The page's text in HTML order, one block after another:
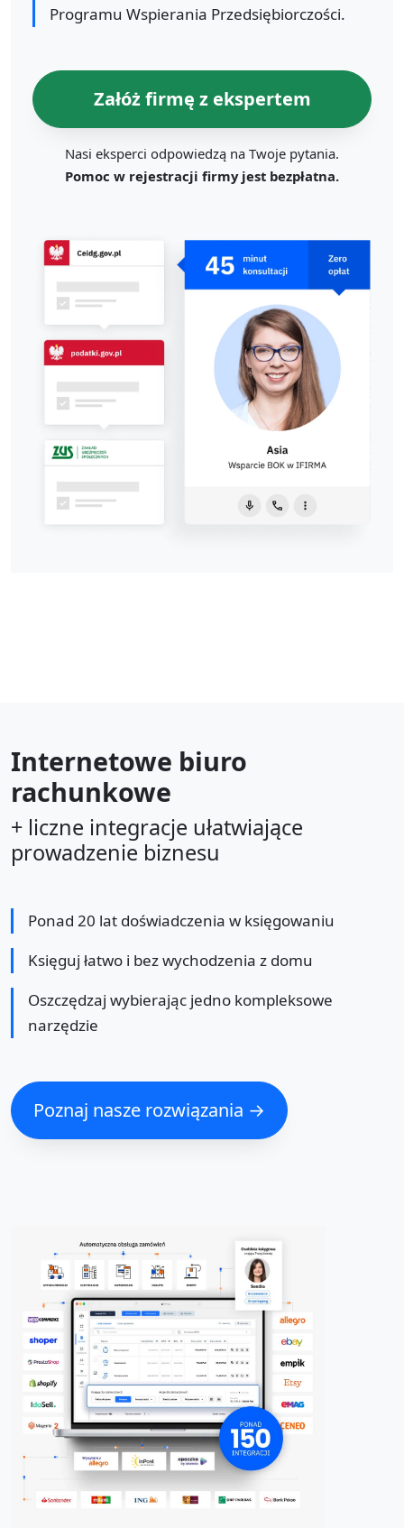
Programu Wspierania Przedsiębiorczości.
Załóż firmę z ekspertem
Nasi eksperci odpowiedzą na Twoje pytania.
Pomoc w rejestracji firmy jest bezpłatna.
Internetowe biuro
rachunkowe
+ liczne integracje ułatwiające
prowadzenie biznesu
Ponad 20 lat doświadczenia w księgowaniu
Księguj łatwo i bez wychodzenia z domu
Oszczędzaj wybierając jedno kompleksowe
narzędzie
Poznaj nasze rozwiązania →